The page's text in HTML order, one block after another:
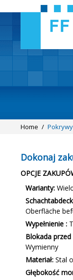
Home /
Dokonaj
OPCJE
Warianty:
Oberfläche
Wypełnienie :
Blokada
Wymienny
Materiał: Stal
Głębokość